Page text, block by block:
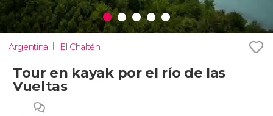
Argentina El Chaltén
Tour en kayak por el río de las
Vueltas